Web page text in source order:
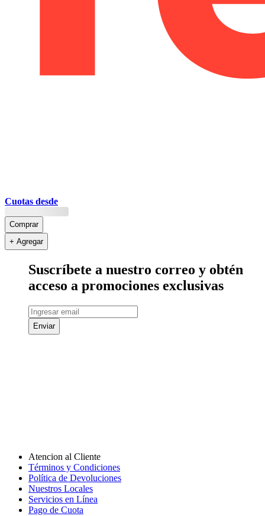
Cuotas desde
Comprar
+ Agregar
Suscríbete a nuestro correo y obtén
acceso a promociones exclusivas
Enviar
Atencion al Cliente
Términos y Condiciones
Política de Devoluciones
Nuestros Locales
Servicios en Línea
Pago de Cuota